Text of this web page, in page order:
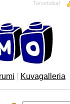
Tervetuloa!
Kuvagalleria